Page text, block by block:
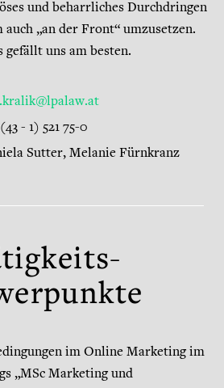
und beharrliches Durchdringen
„an der Front“ umzusetzen.
gefällt uns am besten.
(43 - 1) 521 75-0
Sutter, Melanie Fürnkranz
im Online Marketing im
„MSc Marketing und